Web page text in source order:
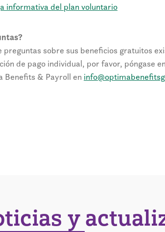
informativa del plan voluntario
preguntas sobre sus beneficios gratuitos
de pago individual, por favor, póngase
Benefits & Payroll en
y